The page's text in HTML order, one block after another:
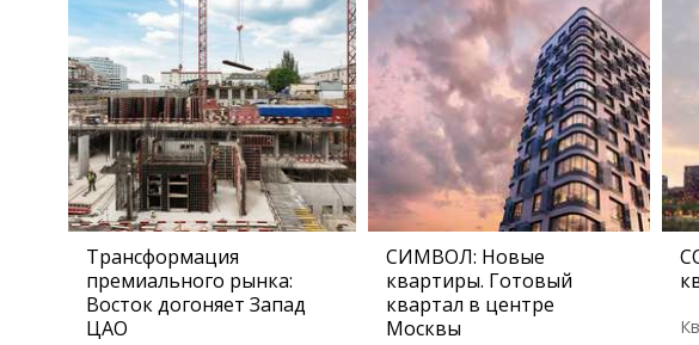
Трансформация
премиального рынка:
Восток догоняет Запад
ЦАО
СИМВОЛ: Новые
квартиры. Готовый
квартал в центре
Москвы